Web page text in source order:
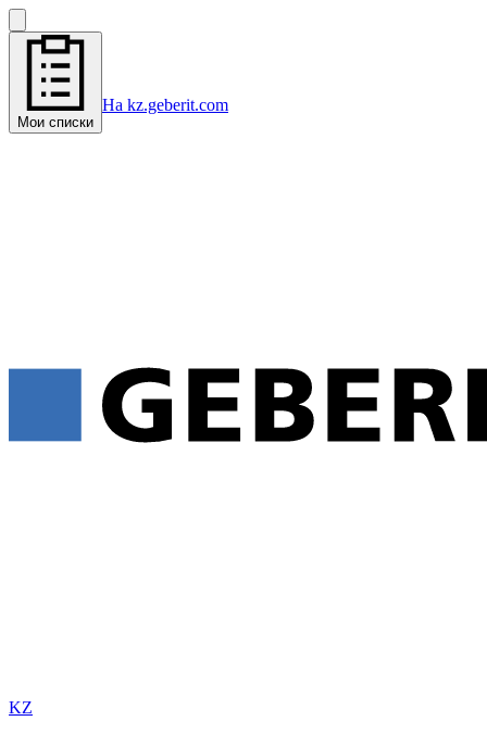
Мои списки
На kz.geberit.com
KZ